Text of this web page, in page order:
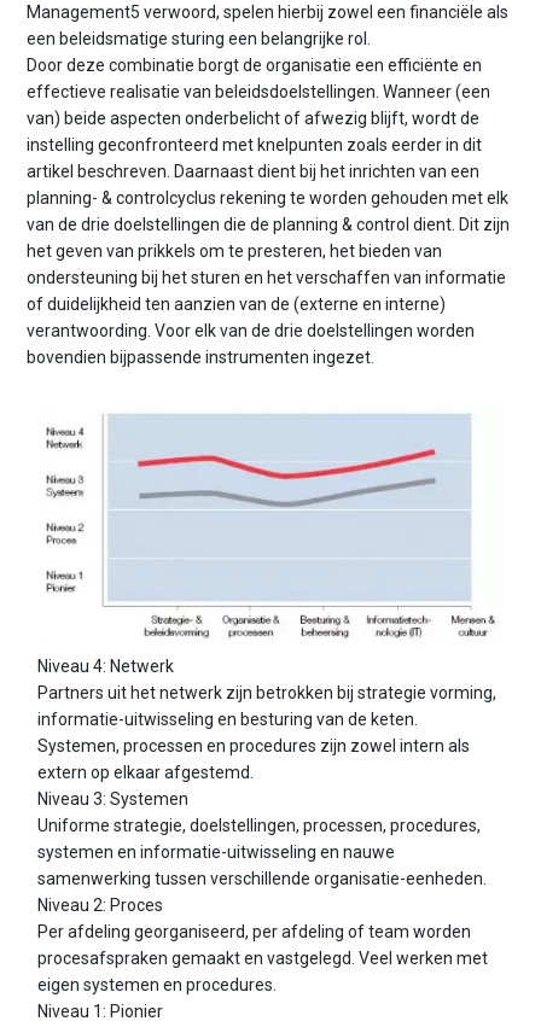
Management5 verwoord, spelen hierbij zowel een financiële als
een beleidsmatige sturing een belangrijke rol.
Door deze combinatie borgt de organisatie een efficiënte en
effectieve realisatie van beleidsdoelstellingen. Wanneer (een
van) beide aspecten onderbelicht of afwezig blijft, wordt de
instelling geconfronteerd met knelpunten zoals eerder in dit
artikel beschreven. Daarnaast dient bij het inrichten van een
planning- & controlcyclus rekening te worden gehouden met elk
van de drie doelstellingen die de planning & control dient. Dit zijn
het geven van prikkels om te presteren, het bieden van
ondersteuning bij het sturen en het verschaffen van informatie
of duidelijkheid ten aanzien van de (externe en interne)
verantwoording. Voor elk van de drie doelstellingen worden
bovendien bijpassende instrumenten ingezet.
Niveau 4: Netwerk
Partners uit het netwerk zijn betrokken bij strategie vorming,
informatie-uitwisseling en besturing van de keten.
Systemen, processen en procedures zijn zowel intern als
extern op elkaar afgestemd.
Niveau 3: Systemen
Uniforme strategie, doelstellingen, processen, procedures,
systemen en informatie-uitwisseling en nauwe
samenwerking tussen verschillende organisatie-eenheden.
Niveau 2: Proces
Per afdeling georganiseerd, per afdeling of team worden
procesafspraken gemaakt en vastgelegd. Veel werken met
eigen systemen en procedures.
Niveau 1: Pionier